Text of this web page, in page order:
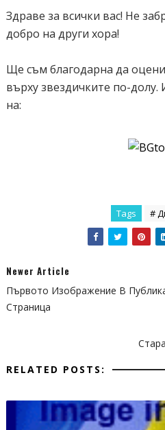
Здраве за всички вас! Не
добро на други хора!
Ще съм благодарна да
върху звездичките по-долу.
на:
Tags #
Newer Article
Първото Изображение В
Страница
RELATED POSTS: